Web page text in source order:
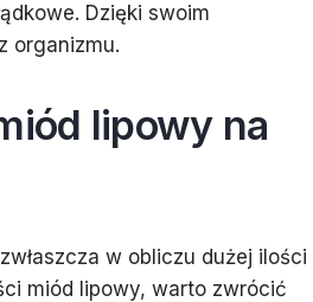
Dzięki swoim
organizmu.
lipowy na
w obliczu dużej ilości
miód lipowy, warto zwrócić